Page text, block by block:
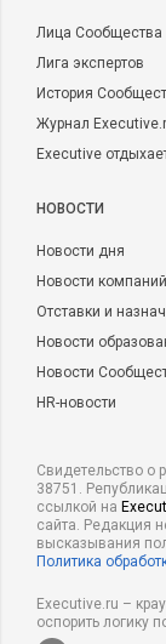
Лица Сообщества
Лига экспертов
История
Журнал
Executive
НОВОСТИ
Новости дня
Новости компаний
Отставки и
Новости
Новости
HR-новости
Свидетельство о
38751.
ссылкой на
сайта. Редакция
высказывания
Политика
Executive.ru –
оспорить логику